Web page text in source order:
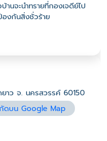
นจะนำทรายที่กองเจดีย์ไป
องกันสิ่งชั่วร้าย
าว จ. นครสวรรค์ 60150
ดบน Google Map